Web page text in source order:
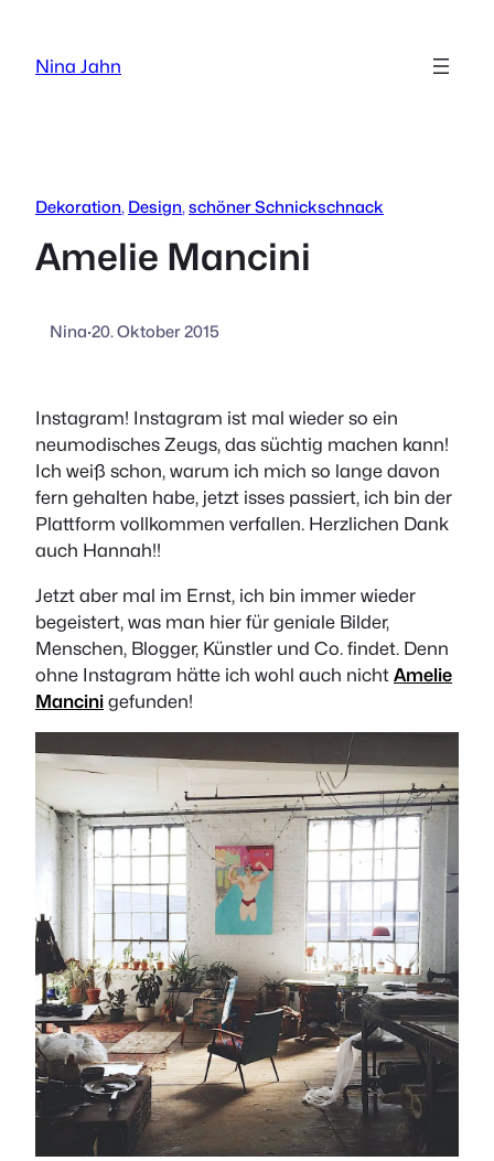
springen
Nina Jahn
Dekoration, Design, schöner Schnickschnack
Amelie Mancini
Nina·20. Oktober 2015
Instagram! Instagram ist mal wieder so ein
neumodisches Zeugs, das süchtig machen kann!
Ich weiß schon, warum ich mich so lange davon
fern gehalten habe, jetzt isses passiert, ich bin der
Plattform vollkommen verfallen. Herzlichen Dank
auch Hannah!!
Jetzt aber mal im Ernst, ich bin immer wieder
begeistert, was man hier für geniale Bilder,
Menschen, Blogger, Künstler und Co. findet. Denn
ohne Instagram hätte ich wohl auch nicht Amelie
Mancini gefunden!